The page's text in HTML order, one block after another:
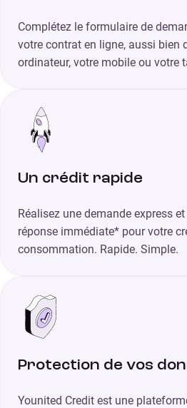
Complétez le formulaire de
votre contrat en ligne, aussi bien
ordinateur, votre mobile ou votre
Un crédit rapide
Réalisez une demande express
réponse immédiate* pour votre
consommation. Rapide. Simple.
Protection de vos
Younited Credit est une